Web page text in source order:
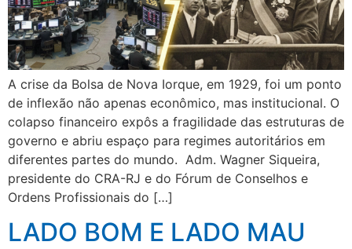
A crise da Bolsa de Nova Iorque, em 1929, foi um ponto
de inflexão não apenas econômico, mas institucional. O
colapso financeiro expôs a fragilidade das estruturas de
governo e abriu espaço para regimes autoritários em
diferentes partes do mundo. Adm. Wagner Siqueira,
presidente do CRA-RJ e do Fórum de Conselhos e
Ordens Profissionais do […]
LADO BOM E LADO MAU